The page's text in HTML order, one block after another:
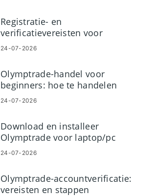
Registratie- en
verificatievereisten voor
Olymptrade-accounts
24-07-2026
Olymptrade-handel voor
beginners: hoe te handelen
24-07-2026
Download en installeer
Olymptrade voor laptop/pc
(Windows, macOS)
24-07-2026
Olymptrade-accountverificatie:
vereisten en stappen